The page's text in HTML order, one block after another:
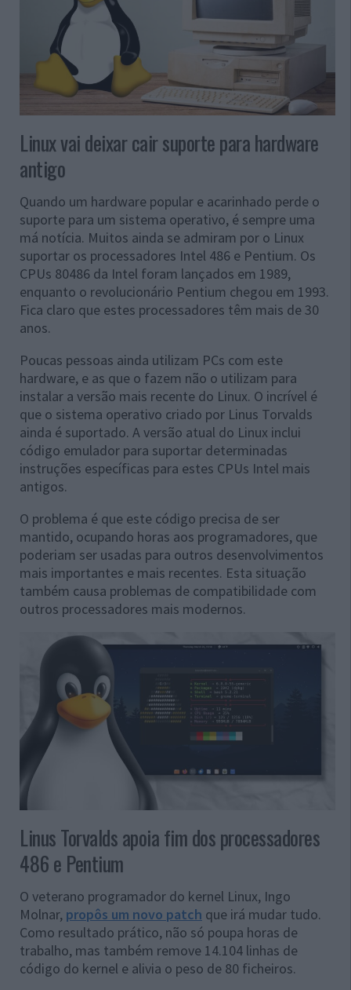
Linux vai deixar cair suporte para hardware
antigo
Quando um hardware popular e acarinhado perde o
suporte para um sistema operativo, é sempre uma
má notícia. Muitos ainda se admiram por o Linux
suportar os processadores Intel 486 e Pentium. Os
CPUs 80486 da Intel foram lançados em 1989,
enquanto o revolucionário Pentium chegou em 1993.
Fica claro que estes processadores têm mais de 30
anos.
Poucas pessoas ainda utilizam PCs com este
hardware, e as que o fazem não o utilizam para
instalar a versão mais recente do Linux. O incrível é
que o sistema operativo criado por Linus Torvalds
ainda é suportado. A versão atual do Linux inclui
código emulador para suportar determinadas
instruções específicas para estes CPUs Intel mais
antigos.
O problema é que este código precisa de ser
mantido, ocupando horas aos programadores, que
poderiam ser usadas para outros desenvolvimentos
mais importantes e mais recentes. Esta situação
também causa problemas de compatibilidade com
outros processadores mais modernos.
Linus Torvalds apoia fim dos processadores
486 e Pentium
O veterano programador do kernel Linux, Ingo
Molnar, propôs um novo patch que irá mudar tudo.
Como resultado prático, não só poupa horas de
trabalho, mas também remove 14.104 linhas de
código do kernel e alivia o peso de 80 ficheiros.